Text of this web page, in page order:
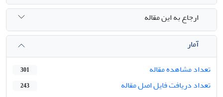
ارجاع به این مقاله
آمار
تعداد مشاهده مقاله
301
تعداد دریافت فایل اصل مقاله 243